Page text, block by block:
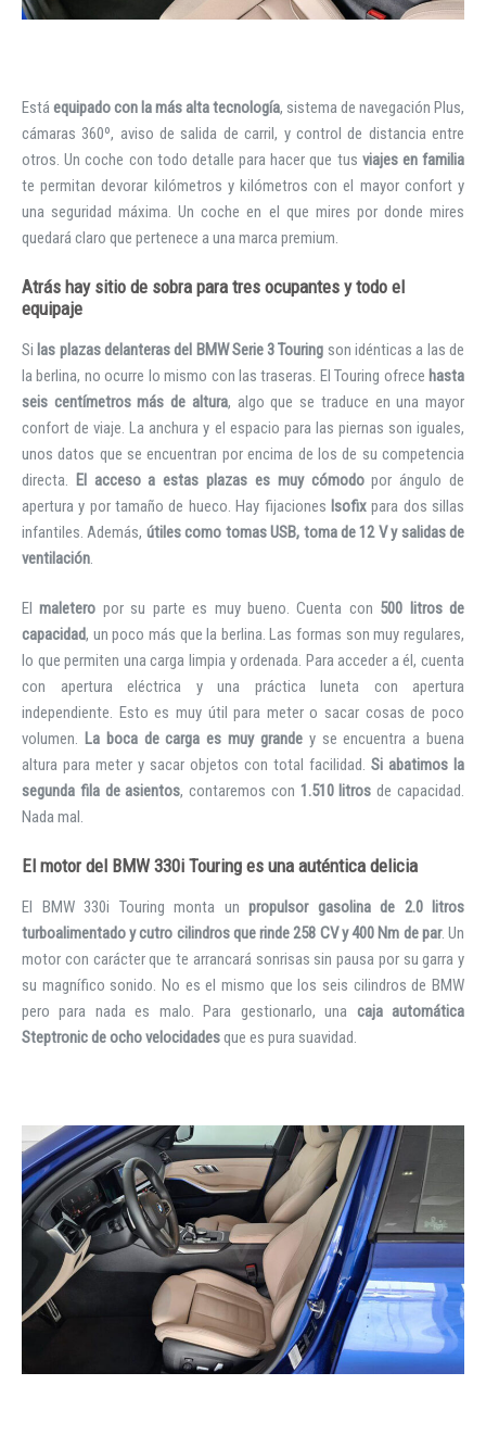
INICIAR SESIÓN
¿Ha olvidado la contraseña?
Está equipado con la más alta tecnología, sistema de navegación Plus,
cámaras 360º, aviso de salida de carril, y control de distancia entre
otros. Un coche con todo detalle para hacer que tus viajes en familia
te permitan devorar kilómetros y kilómetros con el mayor confort y
una seguridad máxima. Un coche en el que mires por donde mires
quedará claro que pertenece a una marca premium.
Atrás hay sitio de sobra para tres ocupantes y todo el
equipaje
Si las plazas delanteras del BMW Serie 3 Touring son idénticas a las de
la berlina, no ocurre lo mismo con las traseras. El Touring ofrece hasta
seis centímetros más de altura, algo que se traduce en una mayor
confort de viaje. La anchura y el espacio para las piernas son iguales,
unos datos que se encuentran por encima de los de su competencia
directa. El acceso a estas plazas es muy cómodopor ángulo de
apertura y por tamaño de hueco. Hay fijaciones Isofixpara dos sillas
infantiles. Además, útiles como tomas USB, toma de 12 V y salidas de
ventilación.
Elmaletero por su parte es muy bueno. Cuenta con 500 litros de
capacidad, un poco más que la berlina. Las formas son muy regulares,
lo que permiten una carga limpia y ordenada. Para acceder a él, cuenta
con apertura eléctrica y una práctica luneta con apertura
independiente. Esto es muy útil para meter o sacar cosas de poco
volumen. La boca de carga es muy grandey se encuentra a buena
altura para meter y sacar objetos con total facilidad. Si abatimos la
segunda fila de asientos, contaremos con 1.510 litros de capacidad.
Nada mal.
El motor del BMW 330i Touring es una auténtica delicia
El BMW 330i Touring monta un propulsor gasolina de 2.0 litros
turboalimentado y cutro cilindros que rinde 258 CV y 400 Nm de par. Un
motor con carácter que te arrancará sonrisas sin pausa por su garra y
su magnífico sonido. No es el mismo que los seis cilindros de BMW
pero para nada es malo. Para gestionarlo, una caja automática
Steptronic de ocho velocidadesque es pura suavidad.